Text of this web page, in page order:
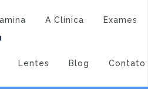
A Clínica Exames
Lentes Blog Contato
com a